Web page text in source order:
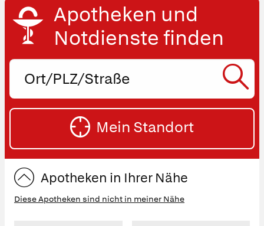
Apotheken und
Notdienste finden
Ort,
oder
Straße
Mein Standort
Apotheken in Ihrer Nähe
Diese Apotheken sind nicht in meiner Nähe